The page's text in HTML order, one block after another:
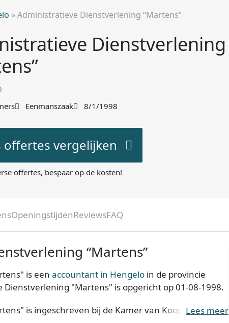
»Administratieve Dienstverlening “Martens”
Dienstverlening
Eenmanszaak 8/1/1998
offertes vergelijken
offertes, bespaar op de kosten!
OpeningstijdenReviewsFAQ
“Martens”
is een accountant in Hengelo in de provincie
"Martens" is opgericht op 01-08-1998.
is ingeschreven bij de Kamer van Koophandel.
Lees meer